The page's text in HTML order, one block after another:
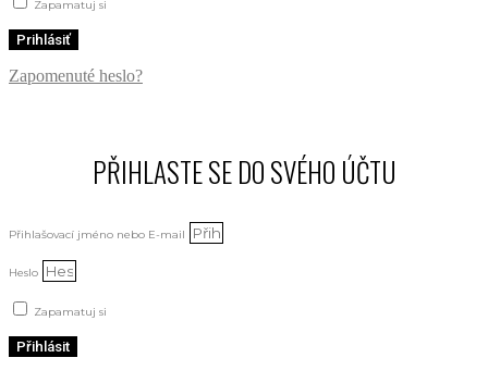
Zapamatuj si
Prihlásiť
Zapomenuté heslo?
PŘIHLASTE SE DO SVÉHO ÚČTU
Přihlašovací jméno nebo E-mail
Heslo
Zapamatuj si
Přihlásit